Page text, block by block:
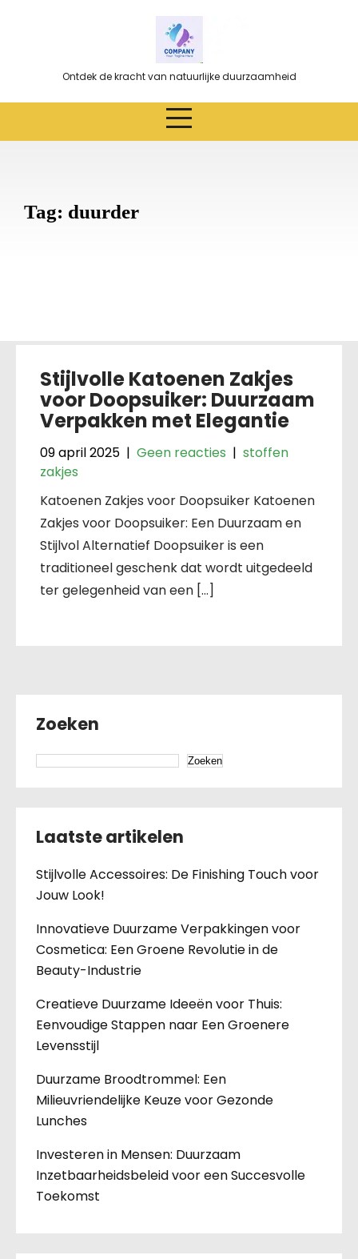
Ontdek de kracht van natuurlijke duurzaamheid
Tag: duurder
Stijlvolle Katoenen Zakjes
voor Doopsuiker: Duurzaam
Verpakken met Elegantie
09 april 2025 | Geen reacties | stoffen
zakjes
Katoenen Zakjes voor Doopsuiker Katoenen
Zakjes voor Doopsuiker: Een Duurzaam en
Stijlvol Alternatief Doopsuiker is een
traditioneel geschenk dat wordt uitgedeeld
ter gelegenheid van een […]
Zoeken
Zoeken
Laatste artikelen
Stijlvolle Accessoires: De Finishing Touch voor
Jouw Look!
Innovatieve Duurzame Verpakkingen voor
Cosmetica: Een Groene Revolutie in de
Beauty-Industrie
Creatieve Duurzame Ideeën voor Thuis:
Eenvoudige Stappen naar Een Groenere
Levensstijl
Duurzame Broodtrommel: Een
Milieuvriendelijke Keuze voor Gezonde
Lunches
Investeren in Mensen: Duurzaam
Inzetbaarheidsbeleid voor een Succesvolle
Toekomst